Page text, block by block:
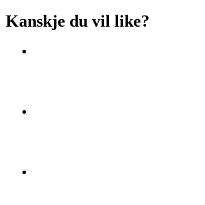
Kanskje du vil like?